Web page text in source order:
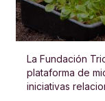
La Fundación
plataforma de
iniciativas